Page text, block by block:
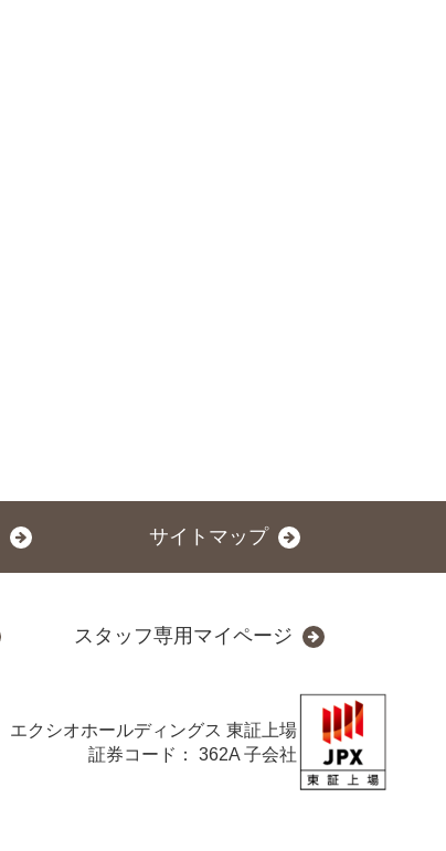
サイトマップ
スタッフ専用マイページ
エクシオホールディングス 東証上場
証券コード： 362A 子会社